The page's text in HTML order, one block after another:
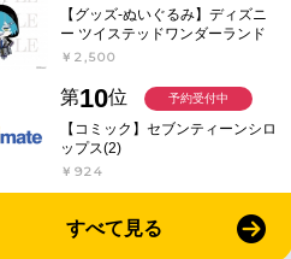
【グッズ-ぬいぐるみ】ディズニ
ー ツイステッドワンダーランド
ミニミニぬいぐるみ(クラブ・ウ
￥2,500
第10位
【コミック】セブンティーンシロ
ップス(2)
￥924
予約受付中
すべて見る